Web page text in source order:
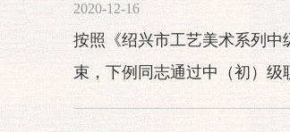
2020-12-16
按照《绍兴市工艺美术系列
束，下例同志通过中（初）
此公示。公示时间：2...